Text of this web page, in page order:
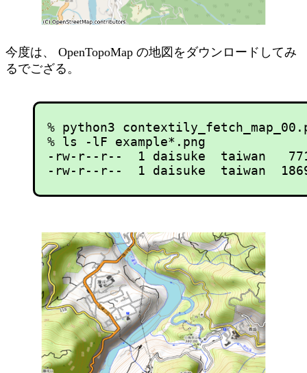
今度は、 OpenTopoMap の地図をダウンロードしてみ
るでござる。
% python3
% ls -lF example*.png
-rw-r--r--  1 daisuke  taiwan